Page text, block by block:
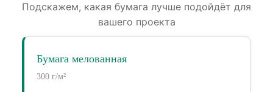
Подскажем, какая бумага лучше подойдёт для
вашего проекта
Бумага мелованная
300 г/м²